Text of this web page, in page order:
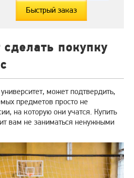
Быстрый заказ
покупку
может подтвердить,
предметов просто не
на которую они учатся. Купить
вам не заниматься ненужными